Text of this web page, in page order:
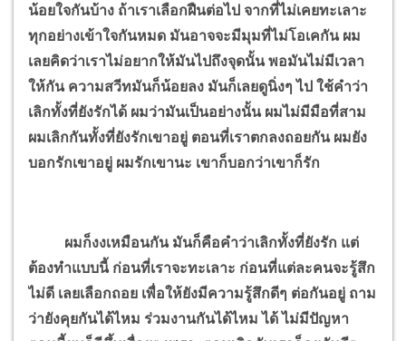
น้อยใจกันบ้าง ถ้าเราเลือกฝืนต่อไป จากที่ไม่เคยทะเลาะ
ทุกอย่างเข้าใจกันหมด มันอาจจะมีมุมที่ไม่โอเคกัน ผม
เลยคิดว่าเราไม่อยากให้มันไปถึงจุดนั้น พอมันไม่มีเวลา
ให้กัน ความสวีทมันก็น้อยลง มันก็เลยดูนิ่งๆ ไป ใช้คำว่า
เลิกทั้งที่ยังรักได้ ผมว่ามันเป็นอย่างนั้น ผมไม่มีมือที่สาม
ผมเลิกกันทั้งที่ยังรักเขาอยู่ ตอนที่เราตกลงถอยกัน ผมยัง
บอกรักเขาอยู่ ผมรักเขานะ เขาก็บอกว่าเขาก็รัก
ผมก็งงเหมือนกัน มันก็คือคำว่าเลิกทั้งที่ยังรัก แต่
ต้องทำแบบนี้ ก่อนที่เราจะทะเลาะ ก่อนที่แต่ละคนจะรู้สึก
ไม่ดี เลยเลือกถอย เพื่อให้ยังมีความรู้สึกดีๆ ต่อกันอยู่ ถาม
ว่ายังคุยกันได้ไหม ร่วมงานกันได้ไหม ได้ ไม่มีปัญหา